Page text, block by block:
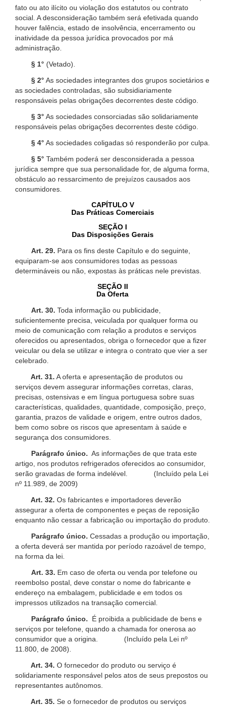
fato ou ato ilícito ou violação dos estatutos ou contrato
social. A desconsideração também será efetivada quando
houver falência, estado de insolvência, encerramento ou
inatividade da pessoa jurídica provocados por má
administração.
§ 1° (Vetado).
§ 2° As sociedades integrantes dos grupos societários e
as sociedades controladas, são subsidiariamente
responsáveis pelas obrigações decorrentes deste código.
§ 3° As sociedades consorciadas são solidariamente
responsáveis pelas obrigações decorrentes deste código.
§ 4° As sociedades coligadas só responderão por culpa.
§ 5° Também poderá ser desconsiderada a pessoa
jurídica sempre que sua personalidade for, de alguma forma,
obstáculo ao ressarcimento de prejuízos causados aos
consumidores.
CAPÍTULO V
Das Práticas Comerciais
SEÇÃO I
Das Disposições Gerais
Art. 29. Para os fins deste Capítulo e do seguinte,
equiparam-se aos consumidores todas as pessoas
determináveis ou não, expostas às práticas nele previstas.
SEÇÃO II
Da Oferta
Art. 30. Toda informação ou publicidade,
suficientemente precisa, veiculada por qualquer forma ou
meio de comunicação com relação a produtos e serviços
oferecidos ou apresentados, obriga o fornecedor que a fizer
veicular ou dela se utilizar e integra o contrato que vier a ser
celebrado.
Art. 31. A oferta e apresentação de produtos ou
serviços devem assegurar informações corretas, claras,
precisas, ostensivas e em língua portuguesa sobre suas
características, qualidades, quantidade, composição, preço,
garantia, prazos de validade e origem, entre outros dados,
bem como sobre os riscos que apresentam à saúde e
segurança dos consumidores.
Parágrafo único. As informações de que trata este
artigo, nos produtos refrigerados oferecidos ao consumidor,
serão gravadas de forma indelével. (Incluído pela Lei
nº 11.989, de 2009)
Art. 32. Os fabricantes e importadores deverão
assegurar a oferta de componentes e peças de reposição
enquanto não cessar a fabricação ou importação do produto.
Parágrafo único. Cessadas a produção ou importação,
a oferta deverá ser mantida por período razoável de tempo,
na forma da lei.
Art. 33. Em caso de oferta ou venda por telefone ou
reembolso postal, deve constar o nome do fabricante e
endereço na embalagem, publicidade e em todos os
impressos utilizados na transação comercial.
Parágrafo único.
É proibida a publicidade de bens e
serviços por telefone, quando a chamada for onerosa ao
consumidor que a origina. (Incluído pela Lei nº
11.800, de 2008).
Art. 34. O fornecedor do produto ou serviço é
solidariamente responsável pelos atos de seus prepostos ou
representantes autônomos.
Art. 35. Se o fornecedor de produtos ou serviços